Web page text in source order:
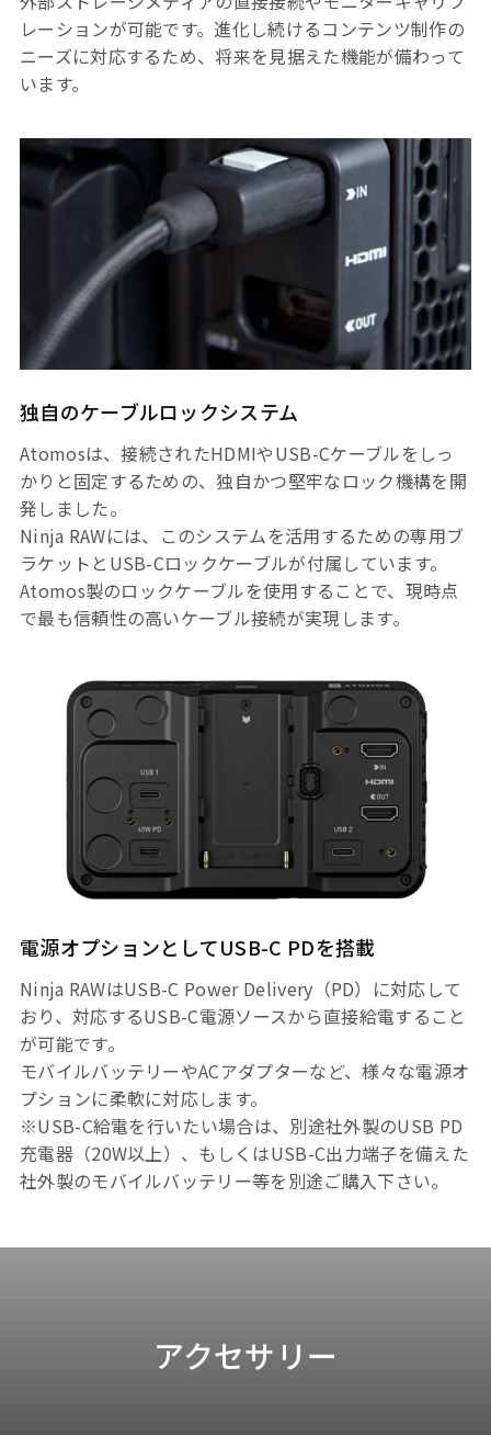
レーションが可能です。進化し続けるコンテンツ制作の
ニーズに対応するため、将来を見据えた機能が備わって
います。
独自のケーブルロックシステム
Atomosは、接続されたHDMIやUSB-Cケーブルをしっ
かりと固定するための、独自かつ堅牢なロック機構を開
発しました。
Ninja RAWには、このシステムを活用するための専用ブ
ラケットとUSB-Cロックケーブルが付属しています。
Atomos製のロックケーブルを使用することで、現時点
で最も信頼性の高いケーブル接続が実現します。
電源オプションとしてUSB-C PDを搭載
Ninja RAWはUSB-C Power Delivery（PD）に対応して
おり、対応するUSB-C電源ソースから直接給電すること
が可能です。
モバイルバッテリーやACアダプターなど、様々な電源オ
プションに柔軟に対応します。
※USB-C給電を行いたい場合は、別途社外製のUSB PD
充電器（20W以上）、もしくはUSB-C出力端子を備えた
社外製のモバイルバッテリー等を別途ご購入下さい。
アクセサリー